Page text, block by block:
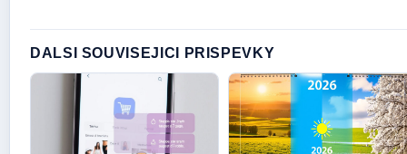
DALSI SOUVISEJICI PRISPEVKY